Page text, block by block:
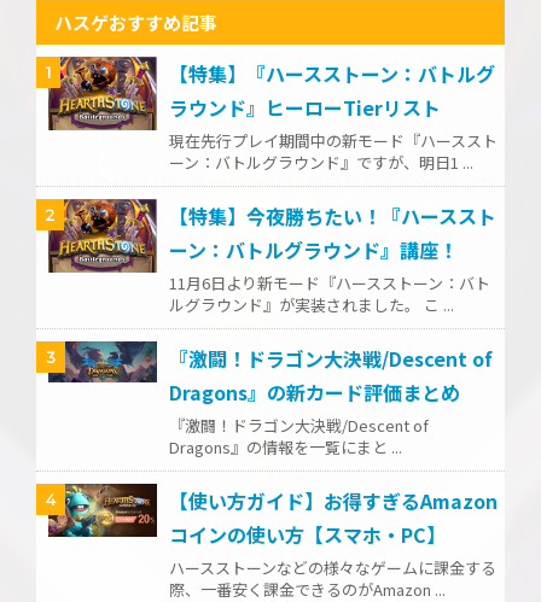
ハスゲおすすめ記事
1
【特集】『ハースストーン：バトルグ
ラウンド』ヒーローTierリスト
現在先行プレイ期間中の新モード『ハーススト
ーン：バトルグラウンド』ですが、明日1 ...
2
【特集】今夜勝ちたい！『ハーススト
ーン：バトルグラウンド』講座！
11月6日より新モード『ハースストーン：バト
ルグラウンド』が実装されました。 こ ...
3
『激闘！ドラゴン大決戦/Descent of
Dragons』の新カード評価まとめ
『激闘！ドラゴン大決戦/Descent of
Dragons』の情報を一覧にまと ...
4
【使い方ガイド】お得すぎるAmazon
コインの使い方【スマホ・PC】
ハースストーンなどの様々なゲームに課金する
際、一番安く課金できるのがAmazon ...